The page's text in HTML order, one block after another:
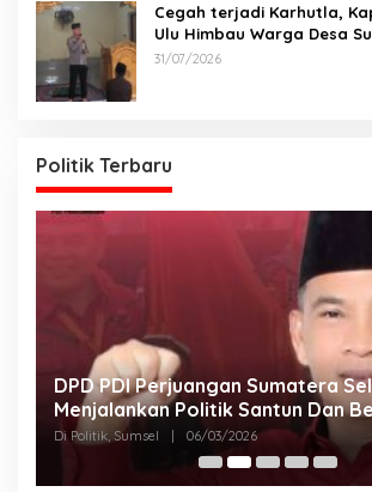
Cegah terjadi Karhutla,
Ulu Himbau Warga Desa
Sesuai Maklumat Kapolda
31/07/2026
Politik Terbaru
DPD PDI Perjuangan Sumatera
Menjalankan Politik Santun Dan
Di Politik, Sumsel 06/03/2026